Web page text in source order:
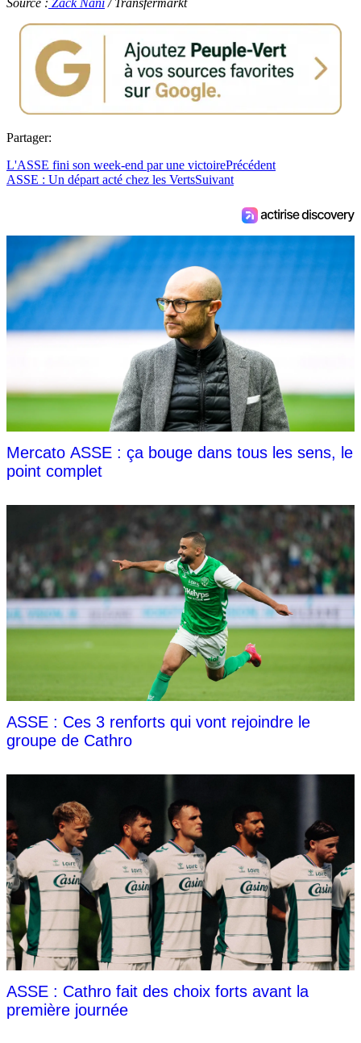
Partager:
L'ASSE fini son week-end par une victoirePrécédent
ASSE : Un départ acté chez les VertsSuivant
Mercato ASSE : ça bouge dans tous les sens, le
point complet
ASSE : Ces 3 renforts qui vont rejoindre le
groupe de Cathro
ASSE : Cathro fait des choix forts avant la
première journée